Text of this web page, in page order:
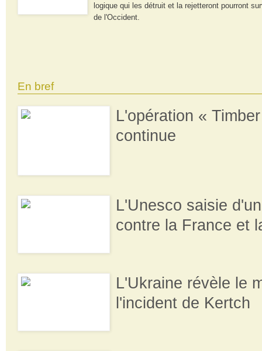
logique qui les détruit et la rejetteront pourront
de l'Occident.
En bref
L'opération «
continue
L'Unesco saisie
contre la France et
L'Ukraine révèle le
l'incident de Kertch